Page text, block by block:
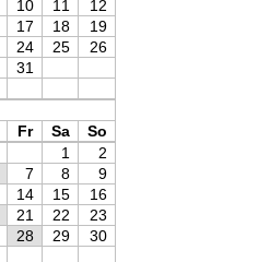
10 11
12
17 18
19
24 25
26
31
Fr Sa
So
1
2
7 8
9
14 15
16
21 22
23
28 29
30